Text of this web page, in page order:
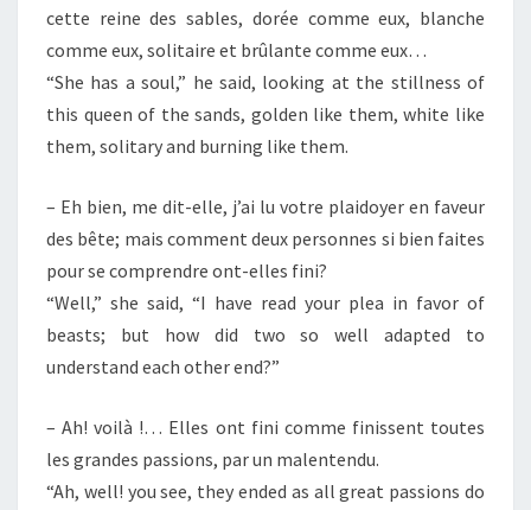
cette reine des sables, dorée comme eux, blanche
comme eux, solitaire et brûlante comme eux…
“She has a soul,” he said, looking at the stillness of
this queen of the sands, golden like them, white like
them, solitary and burning like them.
– Eh bien, me dit-elle, j’ai lu votre plaidoyer en faveur
des bête; mais comment deux personnes si bien faites
pour se comprendre ont-elles fini?
“Well,” she said, “I have read your plea in favor of
beasts; but how did two so well adapted to
understand each other end?”
– Ah! voilà !… Elles ont fini comme finissent toutes
les grandes passions, par un malentendu.
“Ah, well! you see, they ended as all great passions do